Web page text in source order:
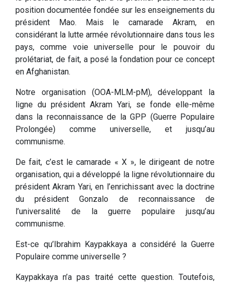
position documentée fondée sur les enseignements du
président Mao. Mais le camarade Akram, en
considérant la lutte armée révolutionnaire dans tous les
pays, comme voie universelle pour le pouvoir du
prolétariat, de fait, a posé la fondation pour ce concept
en Afghanistan.
Notre organisation (OOA-MLM-pM), développant la
ligne du président Akram Yari, se fonde elle-même
dans la reconnaissance de la GPP (Guerre Populaire
Prolongée) comme universelle, et jusqu’au
communisme.
De fait, c’est le camarade « X », le dirigeant de notre
organisation, qui a développé la ligne révolutionnaire du
président Akram Yari, en l’enrichissant avec la doctrine
du président Gonzalo de reconnaissance de
l’universalité de la guerre populaire jusqu’au
communisme.
Est-ce qu’Ibrahim Kaypakkaya a considéré la Guerre
Populaire comme universelle ?
Kaypakkaya n’a pas traité cette question. Toutefois,